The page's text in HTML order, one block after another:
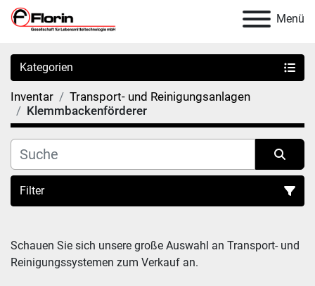
Menü
Kategorien
Inventar
Transport- und Reinigungsanlagen
Klemmbackenförderer
Filter
Schauen Sie sich unsere große Auswahl an Transport- und
Reinigungssystemen zum Verkauf an.